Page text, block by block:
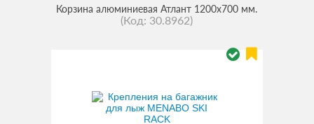
Корзина алюминиевая Атлант 1200х700 мм.
(Код: 30.8962)